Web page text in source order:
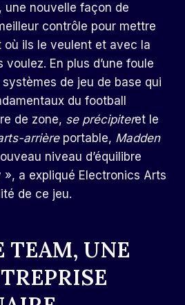
une nouvelle façon de
contrôle pour mettre
où ils le veulent et avec la
En plus d’une foule
systèmes de jeu de base qui
du football
de zone, se précipiteret le
arrière portable, Madden
niveau d’équilibre
a expliqué Electronics Arts
de ce jeu.
TEAM, UNE